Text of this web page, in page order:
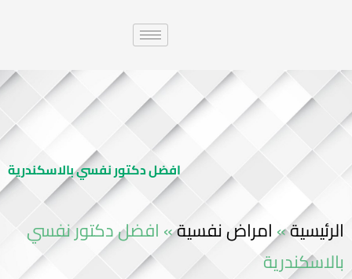
افضل دكتور نفسي بالاسكندرية
الرئيسية»امراض نفسية»افضل دكتور نفسي
بالاسكندرية